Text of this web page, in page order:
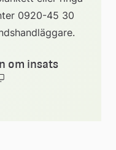
0920-45 30
om insats
(docx, 304.7 kb,